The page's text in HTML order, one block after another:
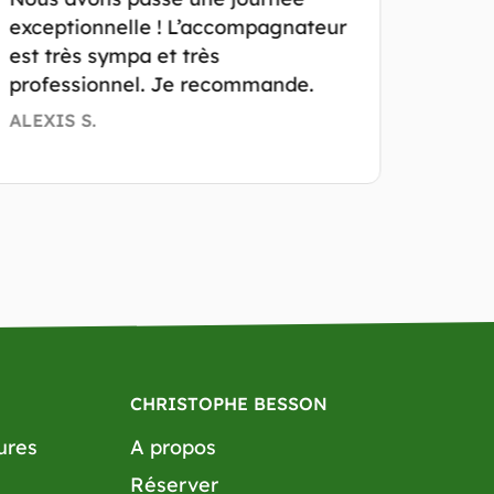
exceptionnelle ! L’accompagnateur
est très sympa et très
professionnel. Je recommande.
ALEXIS S.
CHRISTOPHE BESSON
A propos
Réserver